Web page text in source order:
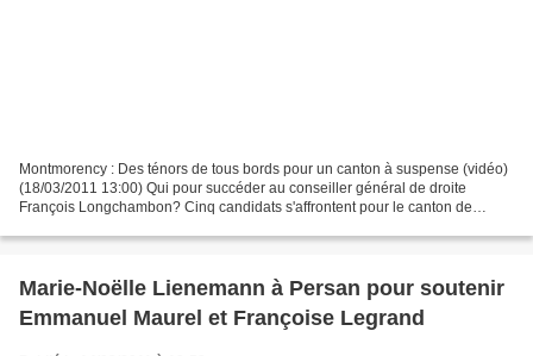
Montmorency : Des ténors de tous bords pour un canton à suspense (vidéo)
(18/03/2011 13:00) Qui pour succéder au conseiller général de droite
François Longchambon? Cinq candidats s'affrontent pour le canton de
Marie-Noëlle Lienemann à Persan pour soutenir
Emmanuel Maurel et Françoise Legrand